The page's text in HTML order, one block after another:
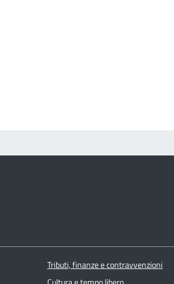
Tributi, finanze e contravvenzioni